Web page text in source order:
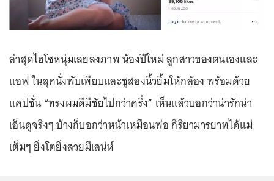
ล่าสุดไฮโซหนุ่มเลยลงภาพ น้องปีใหม่ ลูกสาวของตนเองและ
แอฟ ในลุคนั่งพับเพียบและชูสองนิ้วยิ้มให้กล้อง พร้อมด้วย
แคปชั่น “ทรงผมดีมีชัยไปกว่าครึ่ง” เห็นแล้วบอกว่าน่ารักน่า
เอ็นดูจริงๆ บ้างก็บอกว่าหน้าเหมือนพ่อ กิริยามารยาทได้แม่
เต็มๆ ยิ่งโตยิ่งสวยมีเสน่ห์